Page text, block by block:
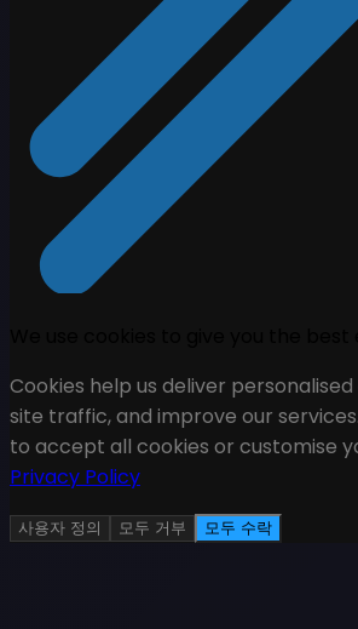
Cookies help us deliver
site traffic, and improve our
to accept all cookies or customise
Privacy Policy
사용자 정의 모두 거부 모두 수락